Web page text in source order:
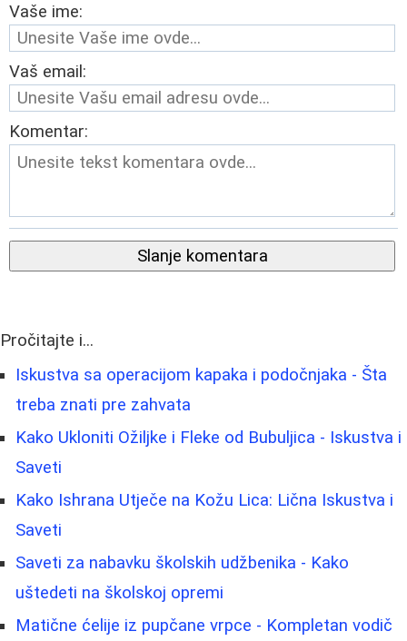
Vaše ime:
Vaš email:
Komentar:
Slanje komentara
Pročitajte i...
Iskustva sa operacijom kapaka i podočnjaka - Šta
treba znati pre zahvata
Kako Ukloniti Ožiljke i Fleke od Bubuljica - Iskustva i
Saveti
Kako Ishrana Utječe na Kožu Lica: Lična Iskustva i
Saveti
Saveti za nabavku školskih udžbenika - Kako
uštedeti na školskoj opremi
Matične ćelije iz pupčane vrpce - Kompletan vodič